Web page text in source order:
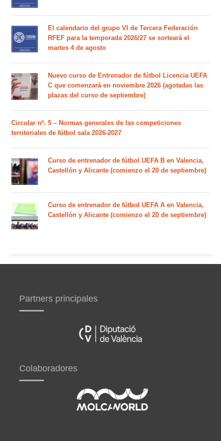
El calendario del grupo VI de Tercera Federación
RFEF para la temporada 2026/27 se sorteará el
martes 4 de agosto
Nuevo curso de Entrenador de fútbol Licencia UEFA
C que comenzará en noviembre 2026 (agotadas las
plazas del curso de septiembre)
Circular nº. 5 – Normas generales de las competiciones
territoriales de fútbol sala 2026-2027
Curso de entrenador de fútbol UEFA B en Valencia,
Castellón y Alicante (comienzo el 20 de septiembre)
Curso de entrenador de fútbol UEFA A en Valencia,
Castellón y Alicante (comienzo el 20 de septiembre)
Partners principales
Colaboradores